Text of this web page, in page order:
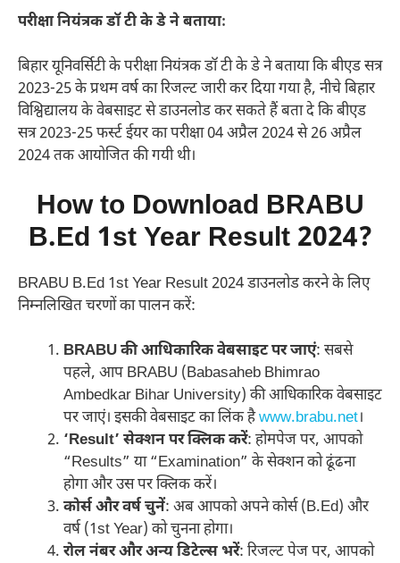
परीक्षा नियंत्रक डॉ टी के डे ने बतायाः
बिहार यूनिवर्सिटी के परीक्षा नियंत्रक डॉ टी के डे ने बताया कि बीएड सत्र
2023-25 के प्रथम वर्ष का रिजल्ट जारी कर दिया गया है, नीचे बिहार
विश्विद्यालय के वेबसाइट से डाउनलोड कर सकते हैं बता दे कि बीएड
सत्र 2023-25 फर्स्ट ईयर का परीक्षा 04 अप्रैल 2024 से 26 अप्रैल
2024 तक आयोजित की गयी थी।
How to Download BRABU
B.Ed 1st Year Result 2024?
BRABU B.Ed 1st Year Result 2024 डाउनलोड करने के लिए
निम्नलिखित चरणों का पालन करें:
BRABU की आधिकारिक वेबसाइट पर जाएं: सबसे
पहले, आप BRABU (Babasaheb Bhimrao
Ambedkar Bihar University) की आधिकारिक वेबसाइट
पर जाएं। इसकी वेबसाइट का लिंक हैwww.brabu.net।
‘Result’ सेक्शन पर क्लिक करें: होमपेज पर, आपको
“Results” या “Examination” के सेक्शन को ढूंढना
होगा और उस पर क्लिक करें।
कोर्स और वर्ष चुनें: अब आपको अपने कोर्स (B.Ed) और
वर्ष (1st Year) को चुनना होगा।
रोल नंबर और अन्य डिटेल्स भरें: रिजल्ट पेज पर, आपको